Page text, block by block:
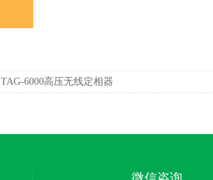
TAG-6000高压无线定相器